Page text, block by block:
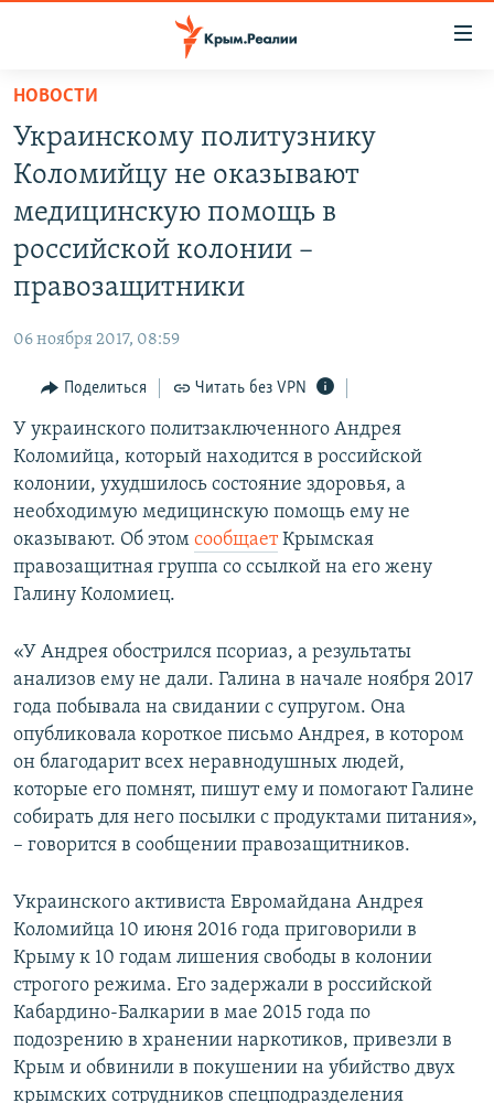
Вернуться
основному
содержанию
главной
навигации
Вернутся
СПЕЦПРОЕКТЫ
КАРТА ВОЕННЫХ ОБЪЕКТОВ КРЫМА
ИСТОРИЯ
ЕЩЕ
ТЕЛЕПРОЕКТ КРЫМ.РЕАЛИИ
СОВЕТЫ ПРАВОЗАЩИТНИКОВ
ПОБЕДИТЕЛЕЙ НЕ СУДЯТ?
ELIFBE
КАК ОБОЙТИ БЛОКИРОВКУ
Qırımtatar
ПРИСОЕДИНЯЙТЕСЬ!
Все сайты RFE/RL
НОВОСТИ
Украинскому политузнику
Коломийцу не оказывают
медицинскую помощь в
российской колонии –
правозащитники
06 ноября 2017, 08:59
Поделиться Читать без VPN
У украинского политзаключенного Андрея
Коломийца, который находится в российской
колонии, ухудшилось состояние здоровья, а
необходимую медицинскую помощь ему не
оказывают. Об этом сообщаетКрымская
правозащитная группа со ссылкой на его жену
Галину Коломиец.
«У Андрея обострился псориаз, а результаты
анализов ему не дали. Галина в начале ноября 2017
года побывала на свидании с супругом. Она
опубликовала короткое письмо Андрея, в котором
он благодарит всех неравнодушных людей,
которые его помнят, пишут ему и помогают Галине
собирать для него посылки с продуктами питания»,
– говорится в сообщении правозащитников.
Украинского активиста Евромайдана Андрея
Коломийца 10 июня 2016 года приговорили в
Крыму к 10 годам лишения свободы в колонии
строгого режима. Его задержали в российской
Кабардино-Балкарии в мае 2015 года по
подозрению в хранении наркотиков, привезли в
Крым и обвинили в покушении на убийство двух
крымских сотрудников спецподразделения